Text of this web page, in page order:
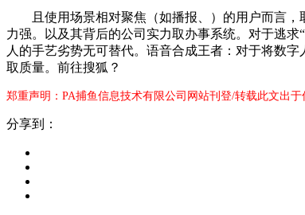
且使用场景相对聚焦（如播报、）的用户而言，
力强。以及其背后的公司实力取办事系统。对于逃
人的手艺劣势无可替代。语音合成王者：对于将数
取质量。前往搜狐？
郑重声明：PA捕鱼信息技术有限公司网站刊登/转载此文出
分享到：